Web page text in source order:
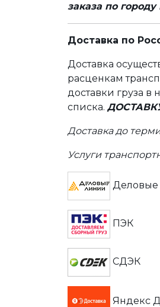
заказа по городу
Доставка по
Доставка
расценкам
доставки груза
списка.
Доставка до
Услуги
ПЭК
СДЭК
Яндекс